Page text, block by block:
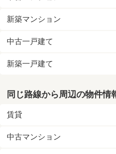
新築マンション
中古一戸建て
新築一戸建て
同じ路線から周辺の物件情
賃貸
中古マンション